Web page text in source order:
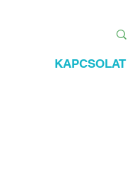
KAPCSOLAT